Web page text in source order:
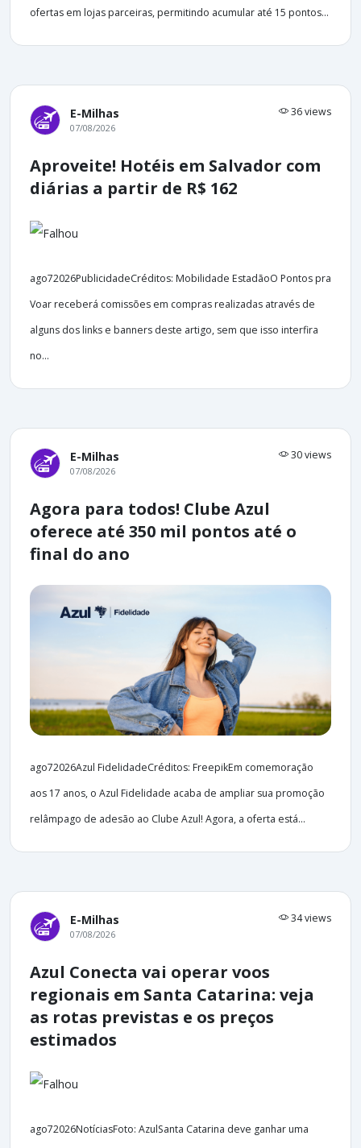
ofertas em lojas parceiras, permitindo acumular até 15 pontos...
E-Milhas 36 views
07/08/2026
Aproveite! Hotéis em Salvador com
diárias a partir de R$ 162
ago72026PublicidadeCréditos: Mobilidade EstadãoO Pontos pra
Voar receberá comissões em compras realizadas através de
alguns dos links e banners deste artigo, sem que isso interfira
no...
E-Milhas 30 views
07/08/2026
Agora para todos! Clube Azul
oferece até 350 mil pontos até o
final do ano
ago72026Azul FidelidadeCréditos: FreepikEm comemoração
aos 17 anos, o Azul Fidelidade acaba de ampliar sua promoção
relâmpago de adesão ao Clube Azul! Agora, a oferta está...
E-Milhas 34 views
07/08/2026
Azul Conecta vai operar voos
regionais em Santa Catarina: veja
as rotas previstas e os preços
estimados
ago72026NotíciasFoto: AzulSanta Catarina deve ganhar uma